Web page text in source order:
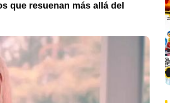
que resuenan más allá del